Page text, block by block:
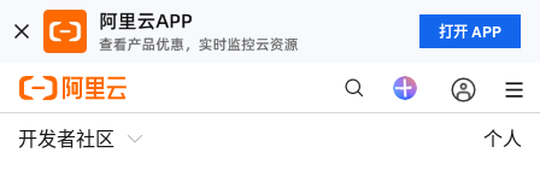
打开 APP
开发者社区 个人